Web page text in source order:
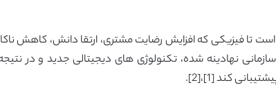
تا فیزیکی که افزایش رضایت مشتری، ارتقا دانش، کاهش
نهادینه شده، تکنولوژی های دیجیتالی جدید و در
کند [1]،[2].